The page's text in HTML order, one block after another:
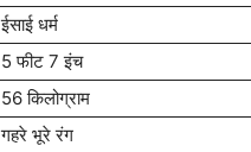
ईसाई धर्म
5 फीट 7 इंच
56 किलोग्राम
गहरे भूरे रंग